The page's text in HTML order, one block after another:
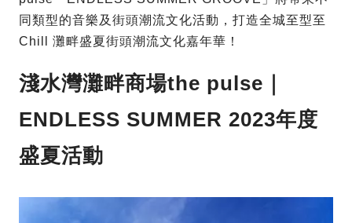
同類型的音樂及街頭潮流文化活動，打造全城至型至
Chill 灘畔盛夏街頭潮流文化嘉年華！
淺水灣灘畔商場the pulse｜
ENDLESS SUMMER 2023年度
盛夏活動